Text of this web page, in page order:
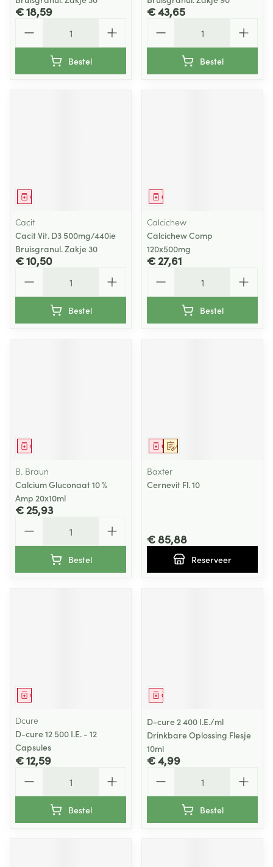
€ 18,59
Bestel
€ 43,65
Bestel
Geneesmiddel
Cacit
Cacit Vit. D3 500mg/440ie
Bruisgranul. Zakje 30
€ 10,50
Bestel
Geneesmiddel
Calcichew
Calcichew Comp
120x500mg
€ 27,61
Bestel
Geneesmiddel
B. Braun
Calcium Gluconaat 10 %
Amp 20x10ml
€ 25,93
Bestel
Op voorschrift
Geneesmiddel
Baxter
Cernevit Fl. 10
€ 85,88
Reserveer
Geneesmiddel
Dcure
D-cure 12 500 I.E. - 12
Capsules
€ 12,59
Bestel
Geneesmiddel
D-cure 2 400 I.E./ml
Drinkbare Oplossing Flesje
10ml
€ 4,99
Bestel